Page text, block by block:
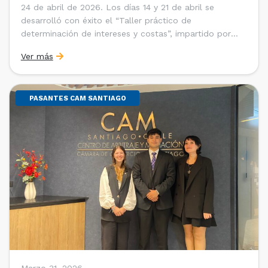
24 de abril de 2026. Los días 14 y 21 de abril se
desarrolló con éxito el “Taller práctico de
determinación de intereses y costas”, impartido por
Universidad Católica de Chile y Magíster en Economía
de la Universidad de Chicago) y María Luisa Petitpas
[…]
Ver más
PASANTES CAM SANTIAGO